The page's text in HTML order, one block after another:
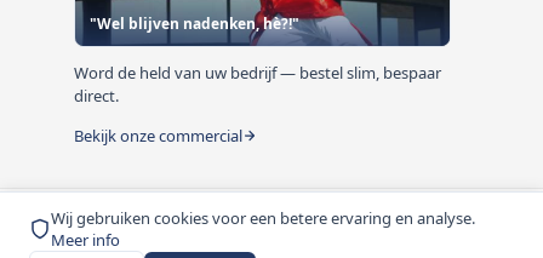
Wij gebruiken cookies voor een betere ervaring en analyse.
Meer info
"Wel blijven nadenken, hè?!"
Word de held van uw bedrijf — bestel slim, bespaar
direct.
Bekijk onze commercial
© 1999-2026 Beat-it.nl. Vermelde prijzen zijn excl. BTW